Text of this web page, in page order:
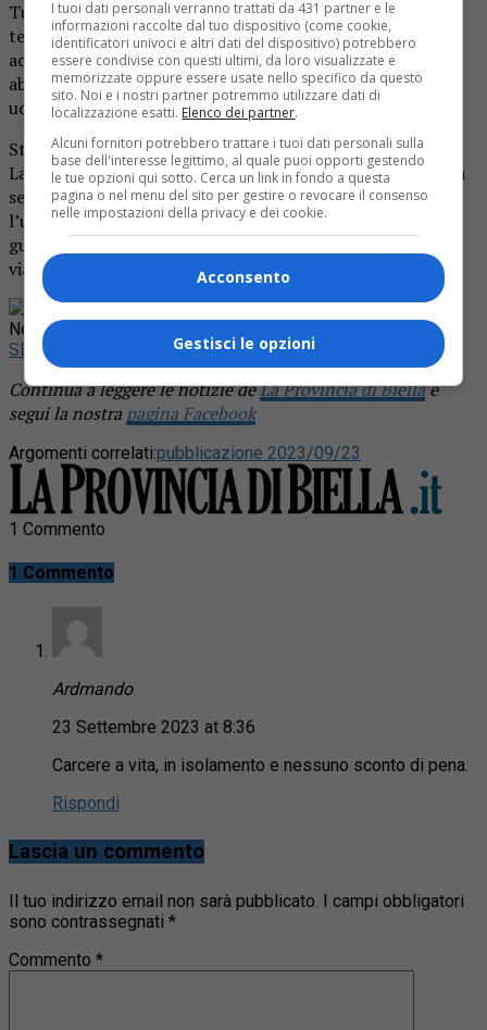
Tutti residenti a Biella. Davanti al tribunale di Vercelli si è
tenuta l’udienza dal gup. I legali dell’automobilista
accusato di omicidio stradale hanno chiesto il rito
abbreviato, negato invece il patteggiamento. Prossima
udienza il 23 novembre.
Stando alla dinamica i ragazzi viaggiavano a bordo di una
Lancia Y e stavano rientrando all’alba verso Biella dopo la
serata trascorsa a Vercelli. Nei pressi di Busonengo
l’utilitaria sarebbe uscita di strada dopo che una Bmw,
guidata dall’imputato, avrebbe invaso la corsia su cui
viaggiava la Lancia Y.
Rimani aggiornato seguendoci su Google
News!
SEGUICI
Continua a leggere le notizie deLa Provincia di Biellae
segui la nostra pagina Facebook
Argomenti correlati:pubblicazione 2023/09/23
1 Commento
1 Commento
Ardmando
23 Settembre 2023 at 8:36
Carcere a vita, in isolamento e nessuno sconto di pena.
Rispondi
Lascia un commento
Il tuo indirizzo email non sarà pubblicato.
I campi obbligatori
sono contrassegnati *
Commento *
I tuoi dati personali verranno trattati da 431 partner e le
informazioni raccolte dal tuo dispositivo (come cookie,
identificatori univoci e altri dati del dispositivo) potrebbero
essere condivise con questi ultimi, da loro visualizzate e
memorizzate oppure essere usate nello specifico da questo
sito. Noi e i nostri partner potremmo utilizzare dati di
localizzazione esatti. Elenco dei partner.
Alcuni fornitori potrebbero trattare i tuoi dati personali sulla
base dell'interesse legittimo, al quale puoi opporti gestendo
le tue opzioni qui sotto. Cerca un link in fondo a questa
pagina o nel menu del sito per gestire o revocare il consenso
nelle impostazioni della privacy e dei cookie.
Acconsento
Gestisci le opzioni